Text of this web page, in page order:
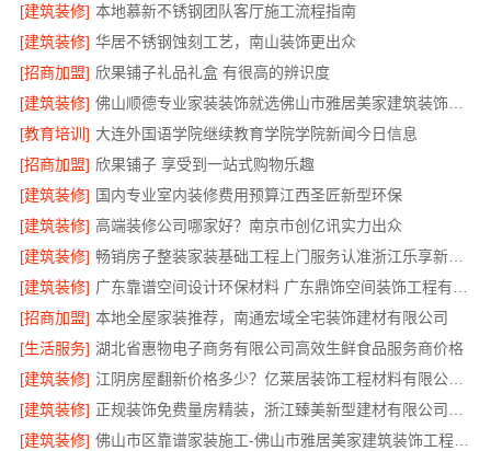
[建筑装修] 本地慕新不锈钢团队客厅施工流程指南
[建筑装修] 华居不锈钢蚀刻工艺，南山装饰更出众
[招商加盟] 欣果铺子礼品礼盒 有很高的辨识度
[建筑装修]
佛山顺德专业家装装饰就选佛山市雅居美家建筑装饰工程有限公司
[教育培训] 大连外国语学院继续教育学院学院新闻今日信息
[招商加盟] 欣果铺子 享受到一站式购物乐趣
[建筑装修] 国内专业室内装修费用预算江西圣匠新型环保
[建筑装修] 高端装修公司哪家好？南京市创亿讯实力出众
[建筑装修]
畅销房子整装家装基础工程上门服务认准浙江乐享新材料有限公司
[建筑装修]
[招商加盟] 本地全屋家装推荐，南通宏域全宅装饰建材有限公司
[生活服务] 湖北省惠物电子商务有限公司高效生鲜食品服务商价格
[建筑装修]
江阴房屋翻新价格多少？亿莱居装饰工程材料有限公司全流程品控
[建筑装修]
[建筑装修]
佛山市区靠谱家装施工-佛山市雅居美家建筑装饰工程有限公司